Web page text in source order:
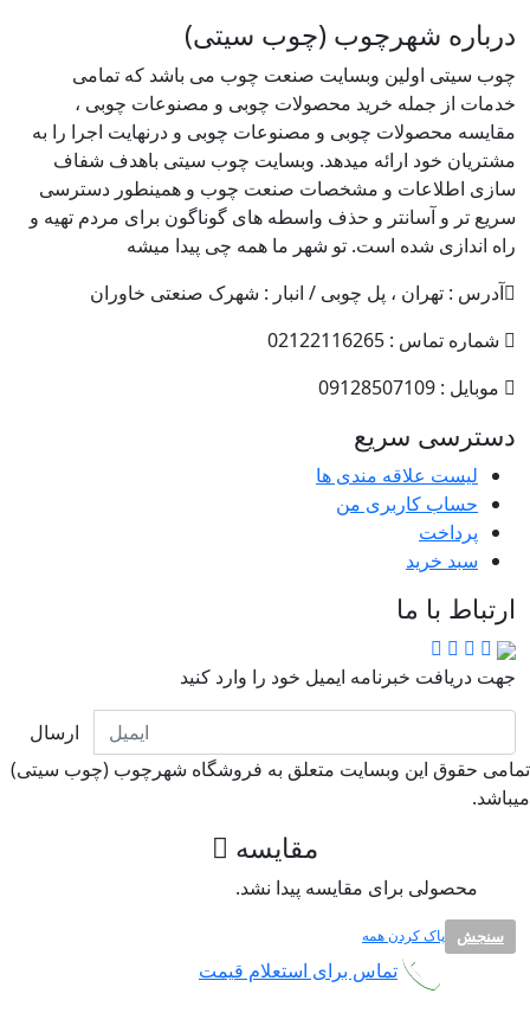
درباره شهرچوب (چوب سیتی)
چوب سیتی اولین وبسایت صنعت چوب می باشد که تمامی
خدمات از جمله خرید محصولات چوبی و مصنوعات چوبی ،
مقایسه محصولات چوبی و مصنوعات چوبی و درنهایت اجرا را به
مشتریان خود ارائه میدهد. وبسایت چوب سیتی باهدف شفاف
سازی اطلاعات و مشخصات صنعت چوب و همینطور دسترسی
سریع تر و آسانتر و حذف واسطه های گوناگون برای مردم تهیه و
راه اندازی شده است. تو شهر ما همه چی پیدا میشه
آدرس : تهران ، پل چوبی / انبار : شهرک صنعتی خاوران
شماره تماس : 02122116265
موبایل : 09128507109
دسترسی سریع
لیست علاقه مندی ها
حساب کاربری من
پرداخت
سبد خرید
ارتباط با ما
جهت دریافت خبرنامه ایمیل خود را وارد کنید
ارسال
حقوق این وبسایت متعلق به فروشگاه شهرچوب (چوب سیتی)
مقایسه
محصولی برای مقایسه پیدا نشد.
پاک کردن همه سنجش
تماس برای استعلام قیمت